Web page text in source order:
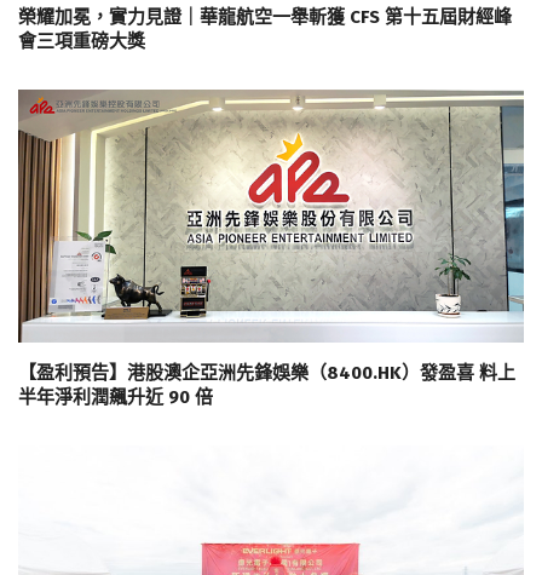
榮耀加冕，實力見證｜華龍航空一舉斬獲 CFS 第十五屆財經峰
會三項重磅大獎
【盈利預告】港股澳企亞洲先鋒娛樂（8400.HK）發盈喜 料上
半年淨利潤飆升近 90 倍